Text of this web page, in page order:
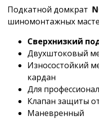
Подкатной домкрат
шиномонтажных
Сверхнизкий
Двухштоковый
Износостойкий
кардан
Для
Клапан защиты
Маневренный